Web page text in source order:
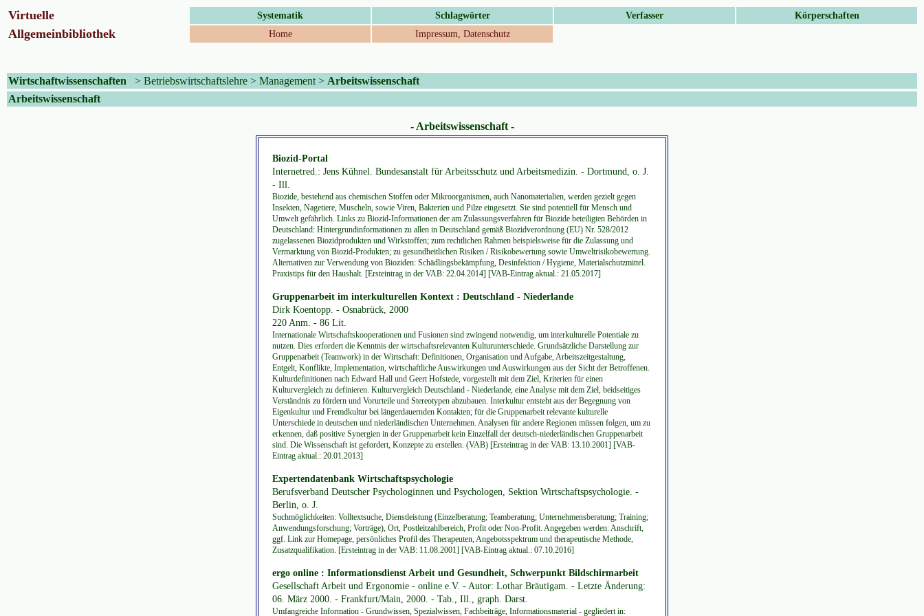
Virtuelle Systematik Schlagwörter Verfasser Körperschaften
Allgemeinbibliothek Home Impressum, Datenschutz
Wirtschaftwissenschaften > Betriebswirtschaftslehre > Management > Arbeitswissenschaft
Arbeitswissenschaft
- Arbeitswissenschaft -
Biozid-Portal
Internetred.: Jens Kühnel. Bundesanstalt für Arbeitsschutz und Arbeitsmedizin. - Dortmund, o. J.
- Ill.
Biozide, bestehend aus chemischen Stoffen oder Mikroorganismen, auch Nanomaterialien, werden gezielt gegen
Insekten, Nagetiere, Muscheln, sowie Viren, Bakterien und Pilze eingesetzt. Sie sind potentiell für Mensch und
Umwelt gefährlich. Links zu Biozid-Informationen der am Zulassungsverfahren für Biozide beteiligten Behörden in
Deutschland: Hintergrundinformationen zu allen in Deutschland gemäß Biozidverordnung (EU) Nr. 528/2012
zugelassenen Biozidprodukten und Wirkstoffen; zum rechtlichen Rahmen beispielsweise für die Zulassung und
Vermarktung von Biozid-Produkten; zu gesundheitlichen Risiken / Risikobewertung sowie Umweltrisikobewertung.
Alternativen zur Verwendung von Bioziden: Schädlingsbekämpfung, Desinfektion / Hygiene, Materialschutzmittel.
Praxistips für den Haushalt. [Ersteintrag in der VAB: 22.04.2014] [VAB-Eintrag aktual.: 21.05.2017]
Gruppenarbeit im interkulturellen Kontext : Deutschland - Niederlande
Dirk Koentopp. - Osnabrück, 2000
220 Anm. - 86 Lit.
Internationale Wirtschaftskooperationen und Fusionen sind zwingend notwendig, um interkulturelle Potentiale zu
nutzen. Dies erfordert die Kenntnis der wirtschaftsrelevanten Kulturunterschiede. Grundsätzliche Darstellung zur
Gruppenarbeit (Teamwork) in der Wirtschaft: Definitionen, Organisation und Aufgabe, Arbeitszeitgestaltung,
Entgelt, Konflikte, Implementation, wirtschaftliche Auswirkungen und Auswirkungen aus der Sicht der Betroffenen.
Kulturdefinitionen nach Edward Hall und Geert Hofstede, vorgestellt mit dem Ziel, Kriterien für einen
Kulturvergleich zu definieren. Kulturvergleich Deutschland - Niederlande, eine Analyse mit dem Ziel, beidseitiges
Verständnis zu fördern und Vorurteile und Stereotypen abzubauen. Interkultur entsteht aus der Begegnung von
Eigenkultur und Fremdkultur bei längerdauernden Kontakten; für die Gruppenarbeit relevante kulturelle
Unterschiede in deutschen und niederländischen Unternehmen. Analysen für andere Regionen müssen folgen, um zu
erkennen, daß positive Synergien in der Gruppenarbeit kein Einzelfall der deutsch-niederländischen Gruppenarbeit
sind. Die Wissenschaft ist gefordert, Konzepte zu erstellen. (VAB) [Ersteintrag in der VAB: 13.10.2001] [VAB-
Eintrag aktual.: 20.01.2013]
Expertendatenbank Wirtschaftspsychologie
Berufsverband Deutscher Psychologinnen und Psychologen, Sektion Wirtschaftspsychologie. -
Berlin, o. J.
Suchmöglichkeiten: Volltextsuche, Dienstleistung (Einzelberatung; Teamberatung; Unternehmensberatung; Training;
Anwendungsforschung; Vorträge), Ort, Postleitzahlbereich, Profit oder Non-Profit. Angegeben werden: Anschrift,
ggf. Link zur Homepage, persönliches Profil des Therapeuten, Angebotsspektrum und therapeutische Methode,
Zusatzqualifikation. [Ersteintrag in der VAB: 11.08.2001] [VAB-Eintrag aktual.: 07.10.2016]
ergo online : Informationsdienst Arbeit und Gesundheit, Schwerpunkt Bildschirmarbeit
Gesellschaft Arbeit und Ergonomie - online e.V. - Autor: Lothar Bräutigam. - Letzte Änderung:
06. März 2000. - Frankfurt/Main, 2000. - Tab., Ill., graph. Darst.
Umfangreiche Information - Grundwissen, Spezialwissen, Fachbeiträge, Informationsmaterial - gegliedert in: